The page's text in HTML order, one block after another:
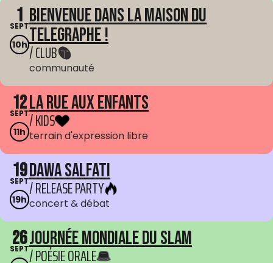
1
SEPT
10h
Bienvenue dans La Maison du
Telegraphe !
/ CLUB
communauté
12
SEPT
11h
La Rue aux enfants
/ KIDS
terrain d'expression libre
19
SEPT
19h
Dawa Salfati
/ RELEASE PARTY
concert & débat
26
SEPTJournée mondiale du Slam
/ POÉSIE ORALE